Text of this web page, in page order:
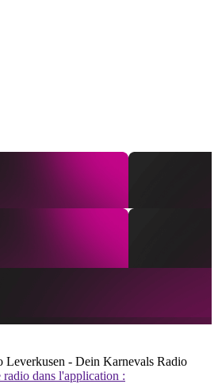
Leverkusen - Dein Karnevals Radio
radio dans l'application :